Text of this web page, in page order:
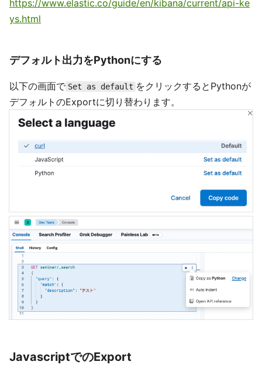
https://www.elastic.co/guide/en/kibana/current/api-ke
ys.html
デフォルト出力をPythonにする
以下の画面で Set as default をクリックするとPythonが
デフォルトのExportに切り替わります。
JavascriptでのExport